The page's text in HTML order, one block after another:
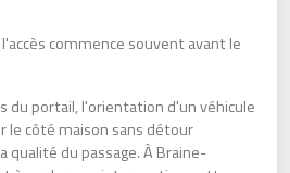
commence souvent avant le
du portail, l'orientation d'un véhicule
le côté maison sans détour
du passage. À Braine-